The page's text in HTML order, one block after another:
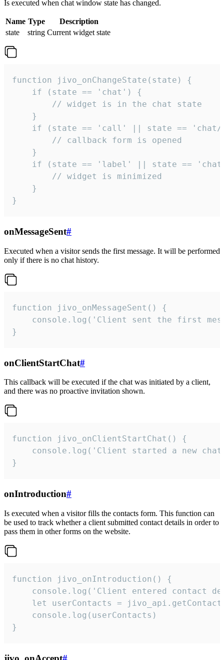
Is executed when chat window state has changed.
Name Type
Description
state
string Current widget state
function jivo_onChangeState(state) {
    if (state == 'chat') {
        // widget is in the chat state
    }
if (state == 'call' || state ==
        // callback form is opened
    }
if (state == 'label' || state ==
        // widget is minimized
    }
}
onMessageSent#
Executed when a visitor sends the first message. It will be performed
only if there is no chat history.
function jivo_onMessageSent() {
console.log('Client sent the first
}
onClientStartChat#
This callback will be executed if the chat was initiated by a client,
and there was no proactive invitation shown.
function jivo_onClientStartChat() {
console.log('Client started a new
}
onIntroduction#
Is executed when a visitor fills the contacts form. This function can
be used to track whether a client submitted contact details in order to
pass them in other forms on the website.
function jivo_onIntroduction() {
console.log('Client entered contact
let userContacts =
    console.log(userContacts)
}